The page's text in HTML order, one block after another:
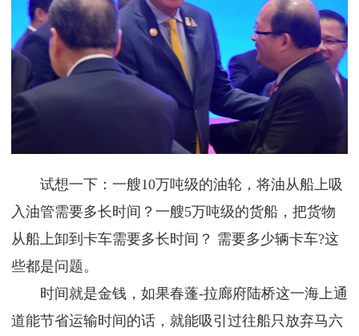
试想一下：一艘10万吨级的油轮，将油从船上吸
入油管需要多长时间？一艘5万吨级的货船，把货物
从船上卸到卡车需要多长时间？ 需要多少辆卡车?这
些都是问题。
时间就是金钱，如果春蓬-拉廊府陆桥这一海上通
道能节省运输时间的话，就能吸引过往船只放弃马六